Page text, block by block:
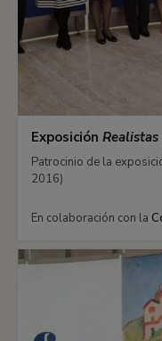
Exposición
Patrocinio de la
2016)
En colaboración con la